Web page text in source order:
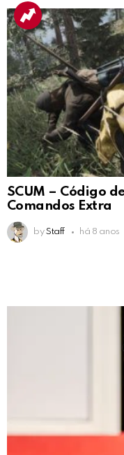
SCUM – Código
Comandos Extra
by Staff há 8 anos